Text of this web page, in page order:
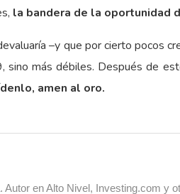
la bandera de la oportunidad
–y que por cierto pocos
más débiles. Después de
amen al oro.
en Alto Nivel, Investing.com y